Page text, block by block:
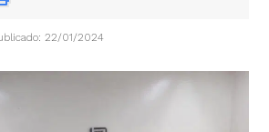
22/01/2024